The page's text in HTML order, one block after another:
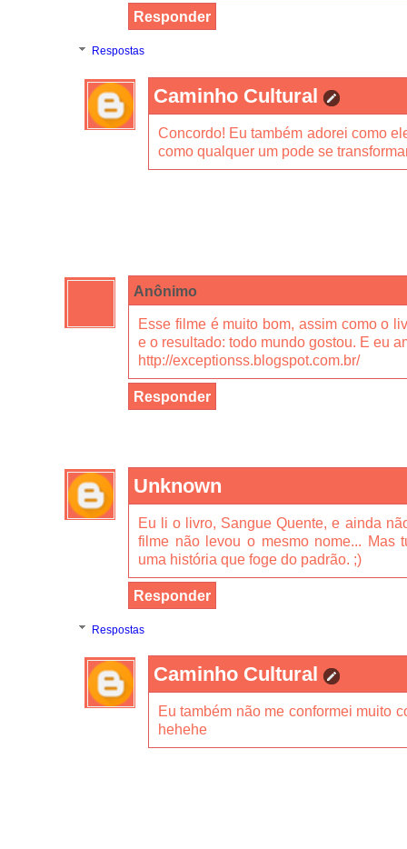
Responder
Respostas
Caminho Cultural
Concordo! Eu também adorei como
como qualquer um pode se
Anônimo
Esse filme é muito bom, assim como o
e o resultado: todo mundo gostou. E eu
http://exceptionss.blogspot.com.br/
Responder
Unknown
Eu li o livro, Sangue Quente, e ainda
filme não levou o mesmo nome... Mas
uma história que foge do padrão. ;)
Responder
Respostas
Caminho Cultural
Eu também não me conformei muito
hehehe